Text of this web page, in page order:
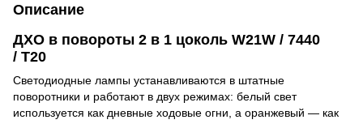
Описание
ДХО в повороты 2 в 1 цоколь W21W / 7440
/ T20
Светодиодные лампы устанавливаются в штатные
поворотники и работают в двух режимах: белый свет
используется как дневные ходовые огни, а оранжевый — как